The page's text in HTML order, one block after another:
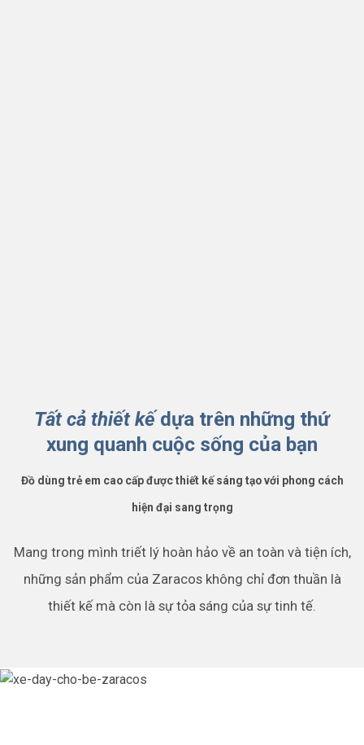
Tất cả thiết kế dựa trên những thứ
xung quanh cuộc sống của bạn
Đồ dùng trẻ em cao cấp được thiết kế sáng tạo với phong cách
hiện đại sang trọng
Mang trong mình triết lý hoàn hảo về an toàn và tiện ích,
những sản phẩm của Zaracos không chỉ đơn thuần là
thiết kế mà còn là sự tỏa sáng của sự tinh tế.